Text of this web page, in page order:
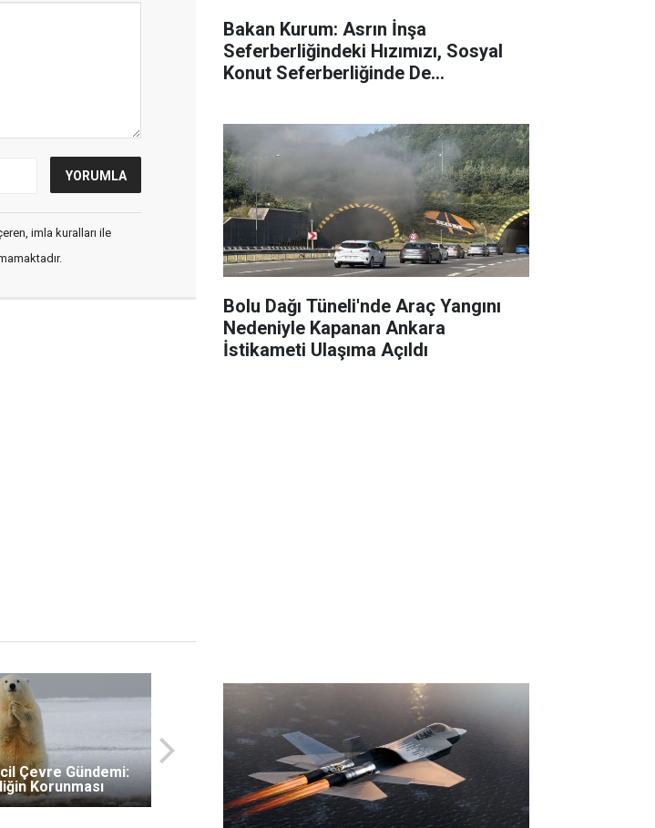
imla kuralları ile
Çevre Gündemi:
Korunması
Bakan Kurum: Asrın İnşa
Seferberliğindeki Hızımızı, Sosyal
Konut Seferberliğinde De
Bolu Dağı Tüneli'nde Araç Yangını
Nedeniyle Kapanan Ankara
İstikameti Ulaşıma Açıldı